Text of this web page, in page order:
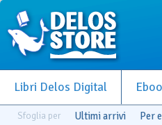
Libri Delos Digital
Sfoglia per Ultimi arrivi Per